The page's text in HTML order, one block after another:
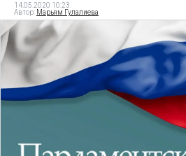
14.05.2020 10:23
Автор: Марьям Гулалиева